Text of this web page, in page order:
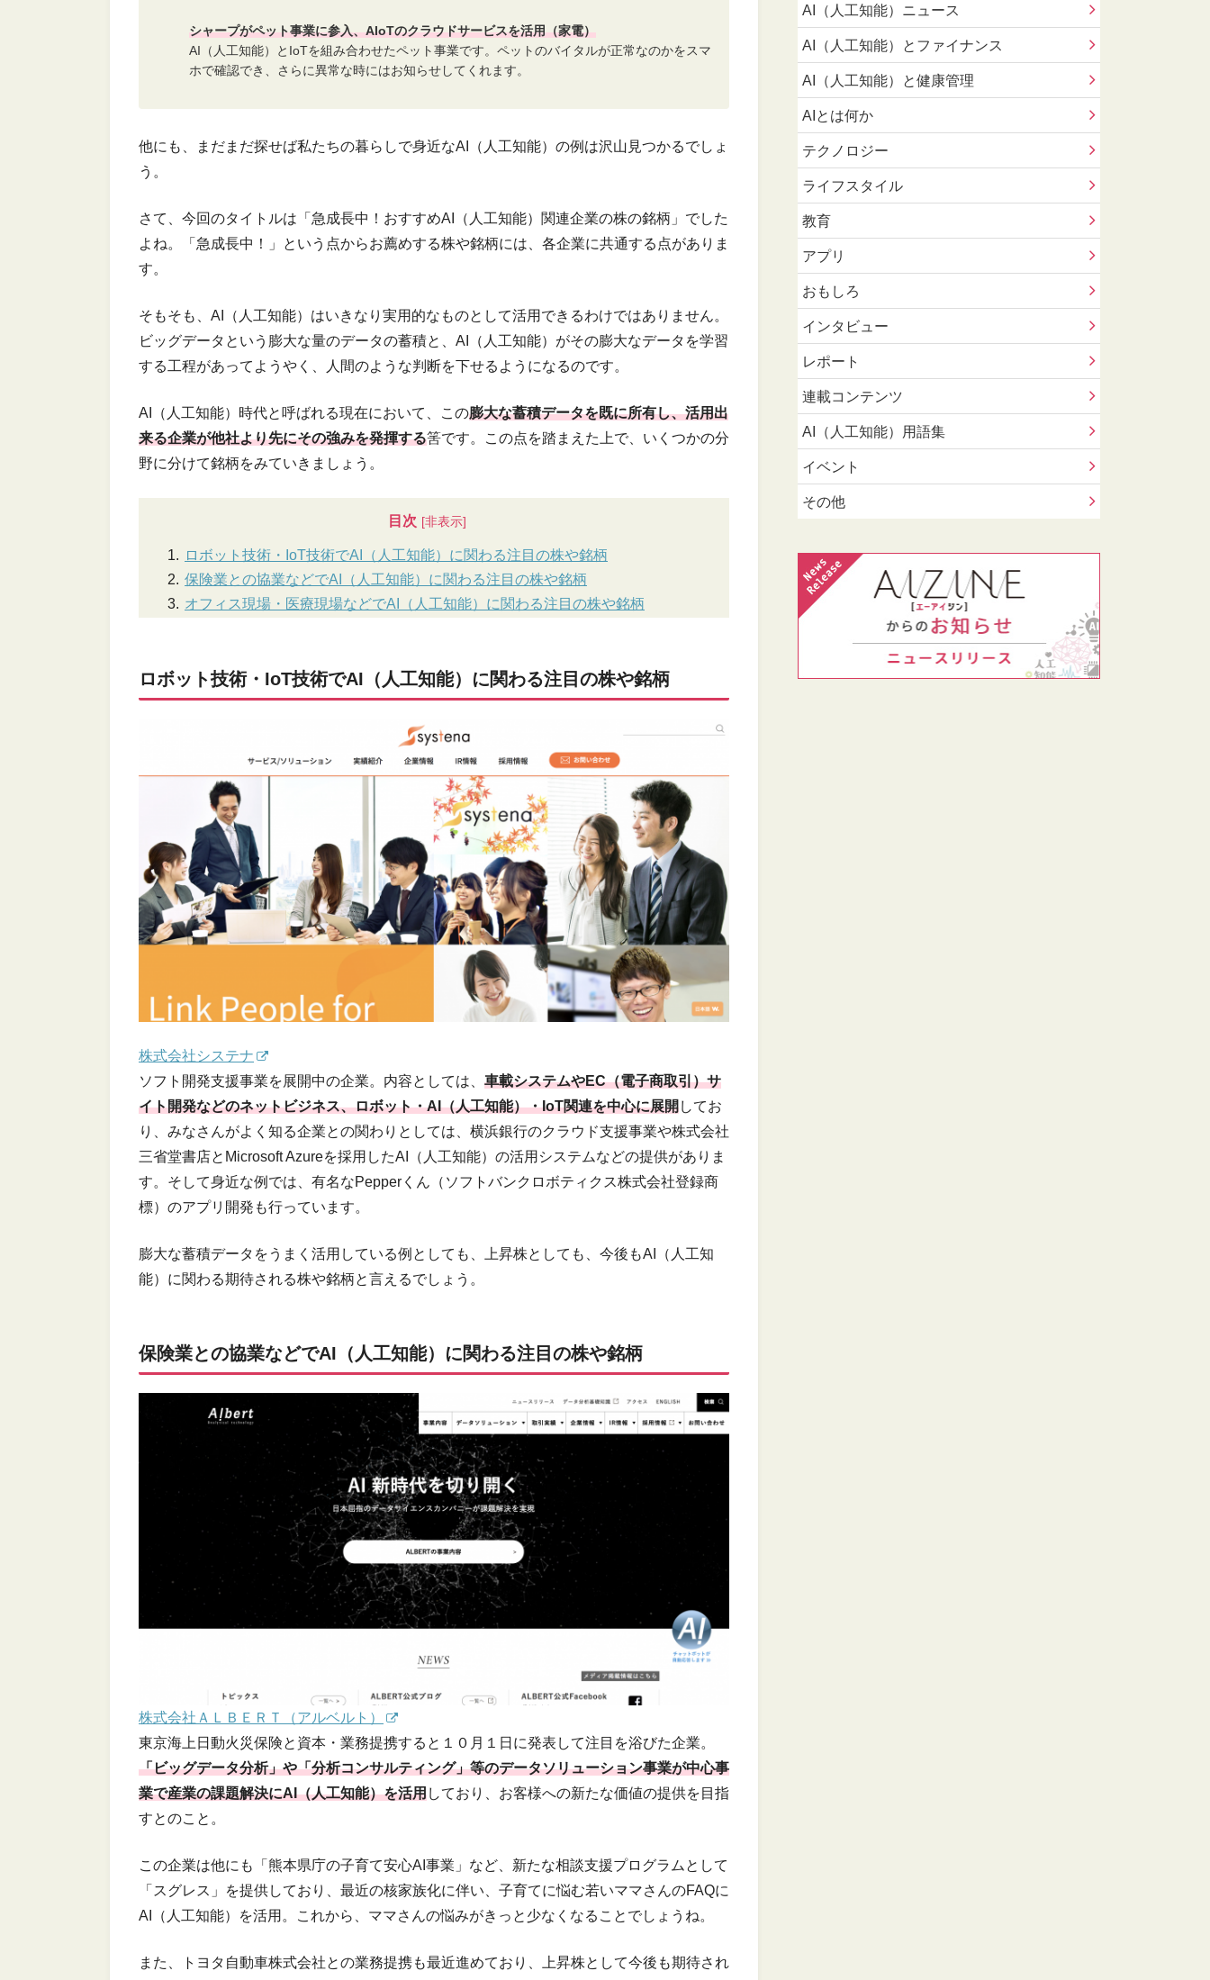
シャープがペット事業に参入、AIoTのクラウドサービスを活用（家電）
AI（人工知能）とIoTを組み合わせたペット事業です。ペットのバイタルが正常なのかをスマ
ホで確認でき、さらに異常な時にはお知らせしてくれます。
他にも、まだまだ探せば私たちの暮らしで身近なAI（人工知能）の例は沢山見つかるでしょ
う。
さて、今回のタイトルは「急成長中！おすすめAI（人工知能）関連企業の株の銘柄」でした
よね。「急成長中！」という点からお薦めする株や銘柄には、各企業に共通する点がありま
す。
そもそも、AI（人工知能）はいきなり実用的なものとして活用できるわけではありません。
ビッグデータという膨大な量のデータの蓄積と、AI（人工知能）がその膨大なデータを学習
する工程があってようやく、人間のような判断を下せるようになるのです。
AI（人工知能）時代と呼ばれる現在において、この膨大な蓄積データを既に所有し、活用出
来る企業が他社より先にその強みを発揮する筈です。この点を踏まえた上で、いくつかの分
野に分けて銘柄をみていきましょう。
目次
ロボット技術・IoT技術でAI（人工知能）に関わる注目の株や銘柄
保険業との協業などでAI（人工知能）に関わる注目の株や銘柄
オフィス現場・医療現場などでAI（人工知能）に関わる注目の株や銘柄
ロボット技術・IoT技術でAI（人工知能）に関わる注目の株や銘柄
株式会社システナ
ソフト開発支援事業を展開中の企業。内容としては、 車載システムやEC（電子商取引）サ
イト開発などのネットビジネス、ロボット・AI（人工知能）・IoT関連を中心に展開してお
り、みなさんがよく知る企業との関わりとしては、横浜銀行のクラウド支援事業や株式会社
三省堂書店とMicrosoft Azureを採用したAI（人工知能）の活用システムなどの提供がありま
す。そして身近な例では、有名なPepperくん（ソフトバンクロボティクス株式会社登録商
標）のアプリ開発も行っています。
膨大な蓄積データをうまく活用している例としても、上昇株としても、今後もAI（人工知
能）に関わる期待される株や銘柄と言えるでしょう。
保険業との協業などでAI（人工知能）に関わる注目の株や銘柄
株式会社ＡＬＢＥＲＴ（アルベルト）
東京海上日動火災保険と資本・業務提携すると１０月１日に発表して注目を浴びた企業。
「ビッグデータ分析」や「分析コンサルティング」等のデータソリューション事業が中心事
業で産業の課題解決にAI（人工知能）を活用しており、お客様への新たな価値の提供を目指
すとのこと。
この企業は他にも「熊本県庁の子育て安心AI事業」など、新たな相談支援プログラムとして
「スグレス」を提供しており、最近の核家族化に伴い、子育てに悩む若いママさんのFAQに
AI（人工知能）を活用。これから、ママさんの悩みがきっと少なくなることでしょうね。
また、トヨタ自動車株式会社との業務提携も最近進めており、上昇株として今後も期待され
AI（人工知能）ニュース
AI（人工知能）とファイナンス
AI（人工知能）と健康管理
AIとは何か
テクノロジー
ライフスタイル
教育
アプリ
おもしろ
インタビュー
レポート
連載コンテンツ
AI（人工知能）用語集
イベント
その他